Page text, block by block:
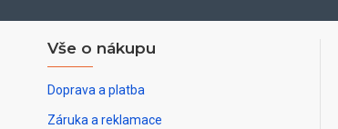
Vše o nákupu
Doprava a platba
Záruka a reklamace